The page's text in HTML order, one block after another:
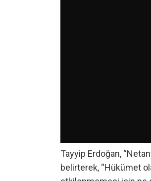
Tayyip Erdoğan,
belirterek, “Hükümet